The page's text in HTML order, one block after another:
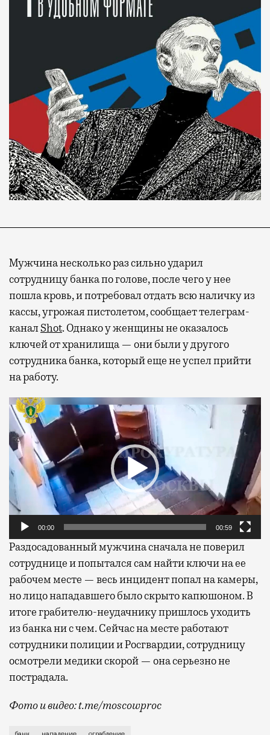
Мужчина несколько раз сильно ударил
сотрудницу банка по голове, после чего у нее
пошла кровь, и потребовал отдать всю наличку из
кассы, угрожая пистолетом, сообщает телеграм-
каналShot. Однако у женщины не оказалось
ключей от хранилища — они были у другого
сотрудника банка, который еще не успел прийти
на работу.
Видеоплеер
00:00 00:59
Раздосадованный мужчина сначала не поверил
сотруднице и попытался сам найти ключи на ее
рабочем месте — весь инцидент попал на камеры,
но лицо нападавшего было скрыто капюшоном. В
итоге грабителю-неудачнику пришлось уходить
из банка ни с чем. Сейчас на месте работают
сотрудники полиции и Росгвардии, сотрудницу
осмотрели медики скорой — она серьезно не
пострадала.
Фото и видео: t.me/moscowproc